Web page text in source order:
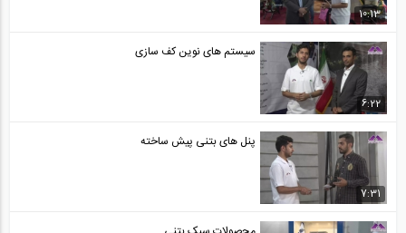
10:13
6:22
سیستم های نوین کف سازی
7:31
پنل های بتنی پیش ساخته